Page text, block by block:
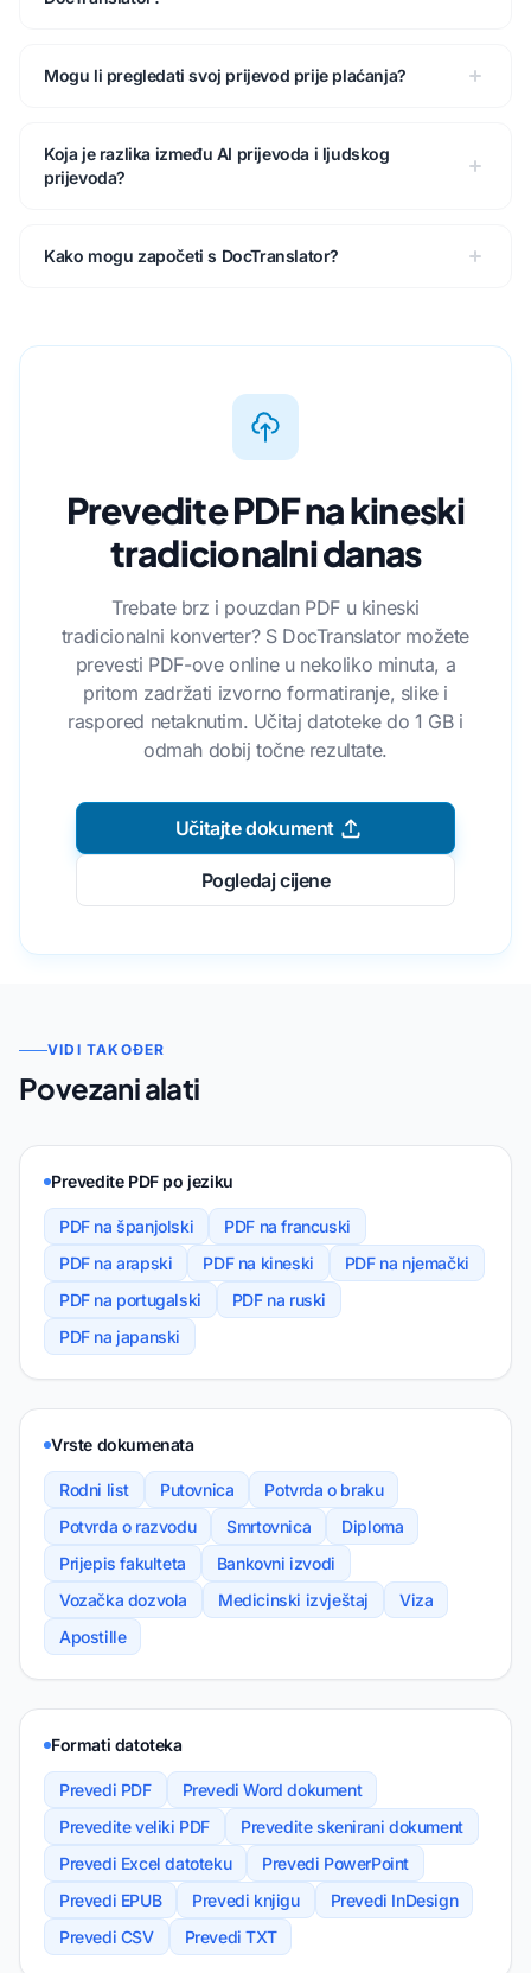
Mogu li pregledati svoj prijevod prije plaćanja?
Koja je razlika između AI prijevoda i ljudskog
prijevoda?
Kako mogu započeti s DocTranslator?
Prevedite PDF na kineski
tradicionalni danas
Trebate brz i pouzdan PDF u kineski
tradicionalni konverter? S DocTranslator možete
prevesti PDF-ove online u nekoliko minuta, a
pritom zadržati izvorno formatiranje, slike i
raspored netaknutim. Učitaj datoteke do 1 GB i
odmah dobij točne rezultate.
Učitajte dokument
Pogledaj cijene
VIDI TAKOĐER
Povezani alati
Prevedite PDF po jeziku
PDF na španjolski
PDF na francuski
PDF na arapski
PDF na kineski
PDF na njemački
PDF na portugalski
PDF na ruski
PDF na japanski
Vrste dokumenata
Rodni list Putovnica
Potvrda o braku
Potvrda o razvodu
Smrtovnica
Diploma
Prijepis fakulteta
Bankovni izvodi
Vozačka dozvola
Medicinski izvještaj
Viza
Apostille
Formati datoteka
Prevedi PDF
Prevedi Word dokument
Prevedite veliki PDF
Prevedite skenirani dokument
Prevedi Excel datoteku
Prevedi PowerPoint
Prevedi EPUB
Prevedi knjigu
Prevedi InDesign
Prevedi CSV
Prevedi TXT